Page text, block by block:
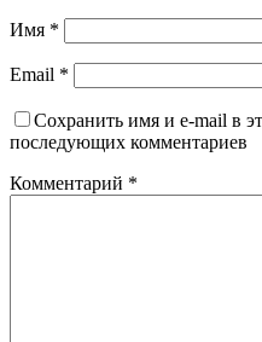
Имя *
Email *
Сохранить имя и e-mail в
последующих комментариев
Комментарий *